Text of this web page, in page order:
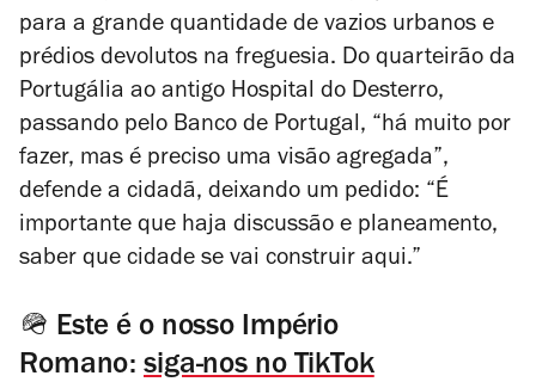
para a grande quantidade de vazios urbanos e
prédios devolutos na freguesia. Do quarteirão da
Portugália ao antigo Hospital do Desterro,
passando pelo Banco de Portugal, “há muito por
fazer, mas é preciso uma visão agregada”,
defende a cidadã, deixando um pedido: “É
importante que haja discussão e planeamento,
saber que cidade se vai construir aqui.”
🪖 Este é o nosso Império
Romano: siga-nos no TikTok